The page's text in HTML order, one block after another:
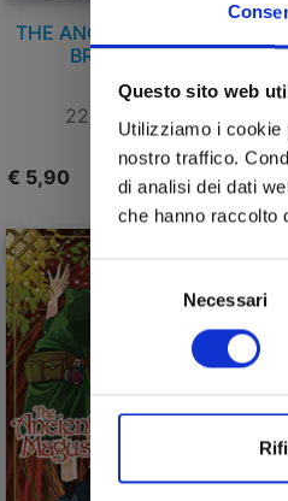
Questo sito web
Utilizziamo i cookie
nostro traffico.
di analisi dei dati
che hanno raccolto
Selezione
Necessari
THE ANCIENT MAGUS
BRIDE n. 6
22/03/2017
€ 5,90